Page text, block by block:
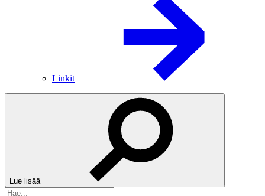
Linkit
Lue lisää